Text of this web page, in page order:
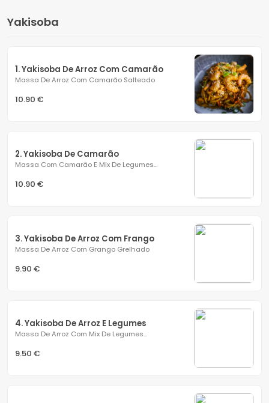
Yakisoba
1. Yakisoba De Arroz Com Camarão
Massa De Arroz Com Camarão Salteado
10.90 €
2. Yakisoba De Camarão
Massa Com Camarão E Mix De Legumes...
10.90 €
3. Yakisoba De Arroz Com Frango
Massa De Arroz Com Grango Grelhado
9.90 €
4. Yakisoba De Arroz E Legumes
Massa De Arroz Com Mix De Legumes...
9.50 €